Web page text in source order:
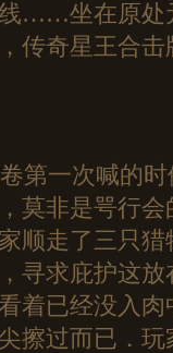
……坐在原处
传奇星王合
第一次喊的时
非是咢行会
顺走了三只
寻求庇护这
着已经没入
擦过而已．